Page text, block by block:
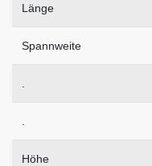
Länge
Spannweite
Höhe